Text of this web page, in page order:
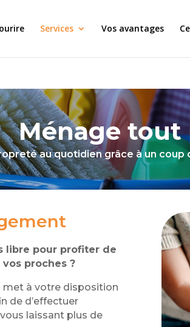
Services Vos avantages
Ménage
au quotidien grâce à un coup
libre pour profiter de
proches ?
met à votre disposition
de d’effectuer
laissant plus de